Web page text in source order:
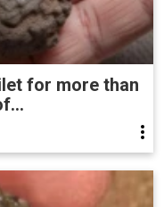
for more than